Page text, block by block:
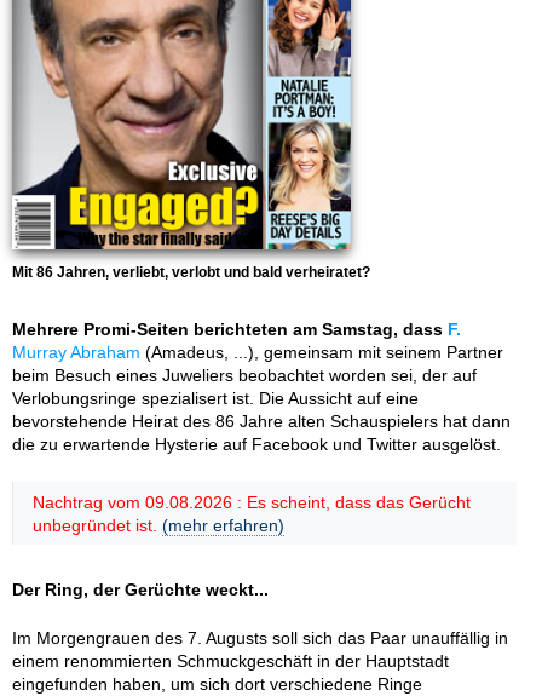
Mit 86 Jahren, verliebt, verlobt und bald verheiratet?
Mehrere Promi-Seiten berichteten am Samstag, dass F.
Murray Abraham (Amadeus, ...), gemeinsam mit seinem Partner
beim Besuch eines Juweliers beobachtet worden sei, der auf
Verlobungsringe spezialisert ist. Die Aussicht auf eine
bevorstehende Heirat des 86 Jahre alten Schauspielers hat dann
die zu erwartende Hysterie auf Facebook und Twitter ausgelöst.
Nachtrag vom 09.08.2026 : Es scheint, dass das Gerücht
unbegründet ist. (mehr erfahren)
Der Ring, der Gerüchte weckt...
Im Morgengrauen des 7. Augusts soll sich das Paar unauffällig in
einem renommierten Schmuckgeschäft in der Hauptstadt
eingefunden haben, um sich dort verschiedene Ringe